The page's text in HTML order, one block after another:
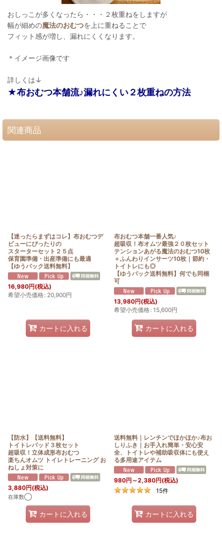
おしっこが多くなったら・・・２枚重ねをしますが
幅が細めの魔法のおむつを上に重ねることで
フィット感が増し、漏れにくくなります。
＊イメージ画像です
詳しくは↓
★布おむつ本舗流♪漏れにくい２枚重ねの方法
関連商品
【迷ったらまずはコレ】布おむつデ
ビューにぴったりの
スターターセット２５点
保育園準備・出産準備にも最適
【ゆうパック送料無料】
16,980円(税込)
希望小売価格: 20,900円
カートに入れる
布おむつ本舗一番人気♪
超吸収！布オムツ最強２０枚セット
テンションあがる魔法のおむつ10枚
＋ふんわりインサーツ10枚｜節約・
トイトレにも◎
【ゆうパック送料無料】何でも同梱
可
13,980円(税込)
希望小売価格: 15,600円
カートに入れる
【防水】【送料無料】
トイトレパッド３枚セット
超吸収！立体成形布おむつ
楽ちんオムツ トイレトレーニング お
ねしょ対策に
3,880円(税込)
在庫数◯
カートに入れる
送料無料｜レンチンでほかほか♪布お
しりふき｜お手入れ簡単・安心安
全、トイトレや補助吸収体にも使え
る多用途アイテム
980円 ～2,380円(税込)
15件
カートに入れる